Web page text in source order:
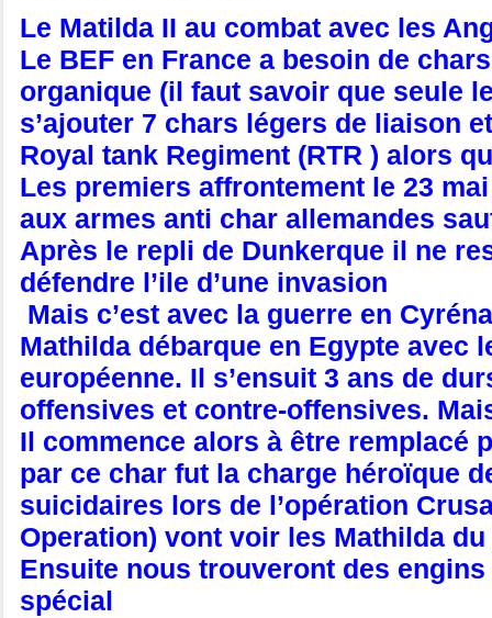
Le Matilda II au combat avec les
Le BEF en France a besoin de
organique (il faut savoir que seule
s’ajouter 7 chars légers de liaison
Royal tank Regiment (RTR ) alors
Les premiers affrontement le 23
aux armes anti char allemandes
Après le repli de Dunkerque il ne
défendre l’ile d’une invasion
Mais c’est avec la guerre en
Mathilda débarque en Egypte avec
européenne. Il s’ensuit 3 ans de
offensives et contre-offensives.
Il commence alors à être remplacé
par ce char fut la charge héroïque
suicidaires lors de l’opération
Operation) vont voir les Mathilda
Ensuite nous trouveront des
spécial